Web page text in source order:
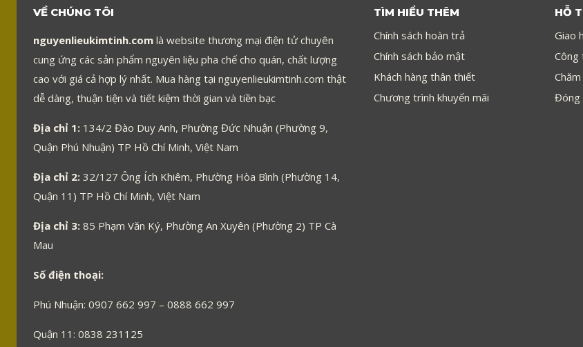
VỀ CHÚNG TÔI
nguyenlieukimtinh.com là website thương mại điện tử chuyên
cung ứng các sản phẩm nguyên liệu pha chế cho quán, chất lượng
cao với giá cả hợp lý nhất. Mua hàng tại nguyenlieukimtinh.com thật
dễ dàng, thuận tiện và tiết kiệm thời gian và tiền bạc
Địa chỉ 1: 134/2 Đào Duy Anh, Phường Đức Nhuận (Phường 9,
Quận Phú Nhuận) TP Hồ Chí Minh, Việt Nam
Địa chỉ 2: 32/127 Ông Ích Khiêm, Phường Hòa Bình (Phường 14,
Quận 11) TP Hồ Chí Minh, Việt Nam
Địa chỉ 3: 85 Phạm Văn Ký, Phường An Xuyên (Phường 2) TP Cà
Mau
Số điện thoại:
Phú Nhuận: 0907 662 997 – 0888 662 997
Quận 11: 0838 231125
TÌM HIỂU THÊM
Chính sách hoàn trả
Chính sách bảo mật
Khách hàng thân thiết
Chương trình khuyến mãi
HỖ
Giao
Công
Đóng